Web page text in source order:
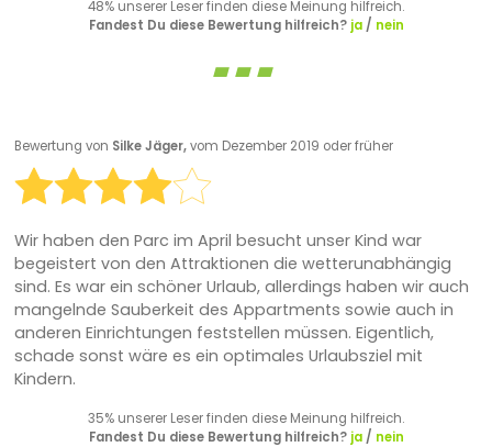
48% unserer Leser finden diese Meinung hilfreich.
Fandest Du diese Bewertung hilfreich? ja/ nein
Bewertung von Silke Jäger,vom Dezember 2019 oder früher
Wir haben den Parc im April besucht unser Kind war
begeistert von den Attraktionen die wetterunabhängig
sind. Es war ein schöner Urlaub, allerdings haben wir auch
mangelnde Sauberkeit des Appartments sowie auch in
anderen Einrichtungen feststellen müssen. Eigentlich,
schade sonst wäre es ein optimales Urlaubsziel mit
Kindern.
35% unserer Leser finden diese Meinung hilfreich.
Fandest Du diese Bewertung hilfreich? ja/ nein